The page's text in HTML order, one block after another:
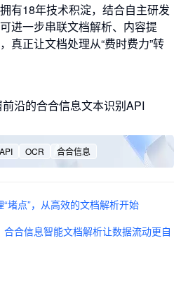
有18年技术积淀，结合自主研发
进一步串联文档解析、内容提
真正让文档处理从“费时费力”转
沿的合合信息文本识别API
OCR 合合信息
堵点”，从高效的文档解析开始
合信息智能文档解析让数据流动更自